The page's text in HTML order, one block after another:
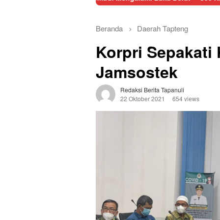
Beranda DaerahTapteng
Korpri Sepakati
Jamsostek
Redaksi Berita Tapanuli
22 Oktober 2021
654 views